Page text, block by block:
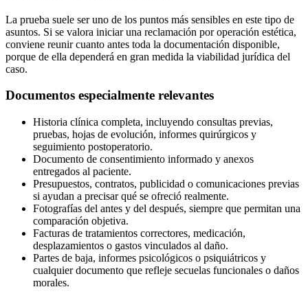
La prueba suele ser uno de los puntos más sensibles en este tipo de
asuntos. Si se valora iniciar una reclamación por operación estética,
conviene reunir cuanto antes toda la documentación disponible,
porque de ella dependerá en gran medida la viabilidad jurídica del
caso.
Documentos especialmente relevantes
Historia clínica completa, incluyendo consultas previas,
pruebas, hojas de evolución, informes quirúrgicos y
seguimiento postoperatorio.
Documento de consentimiento informado y anexos
entregados al paciente.
Presupuestos, contratos, publicidad o comunicaciones previas
si ayudan a precisar qué se ofreció realmente.
Fotografías del antes y del después, siempre que permitan una
comparación objetiva.
Facturas de tratamientos correctores, medicación,
desplazamientos o gastos vinculados al daño.
Partes de baja, informes psicológicos o psiquiátricos y
cualquier documento que refleje secuelas funcionales o daños
morales.